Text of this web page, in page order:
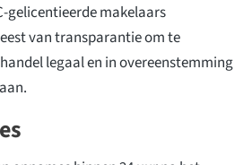
gelicentieerde makelaars
van transparantie om te
legaal en in overeenstemming